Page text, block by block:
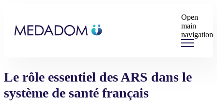
Open
main
navigation
Le rôle essentiel des ARS dans le
système de santé français